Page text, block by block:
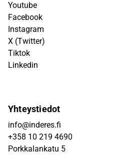
Youtube
Facebook
Instagram
X (Twitter)
Tiktok
Linkedin
Yhteystiedot
info@inderes.fi
+358 10 219 4690
Porkkalankatu 5